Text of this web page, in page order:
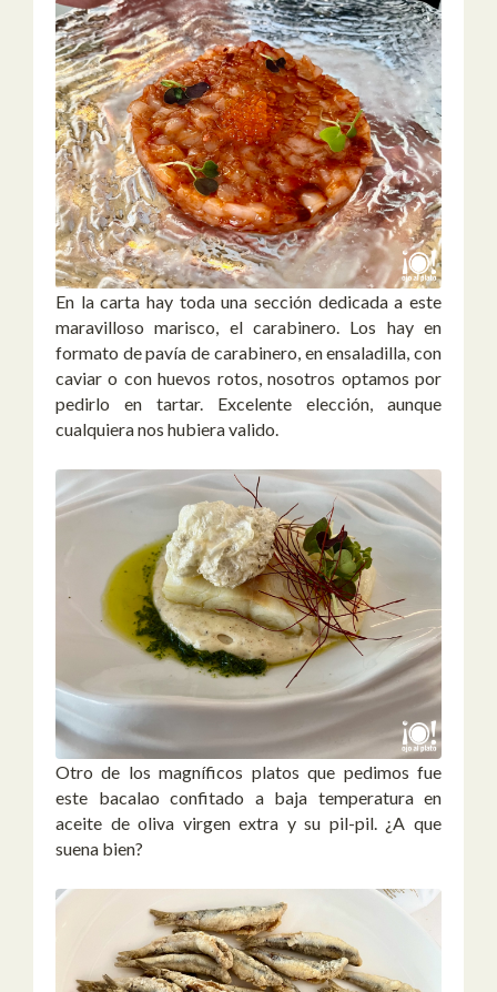
En la carta hay toda una sección dedicada a este
maravilloso marisco, el carabinero. Los hay en
formato de pavía de carabinero, en ensaladilla, con
caviar o con huevos rotos, nosotros optamos por
pedirlo en tartar. Excelente elección, aunque
cualquiera nos hubiera valido.
Otro de los magníficos platos que pedimos fue
este bacalao confitado a baja temperatura en
aceite de oliva virgen extra y su pil-pil. ¿A que
suena bien?